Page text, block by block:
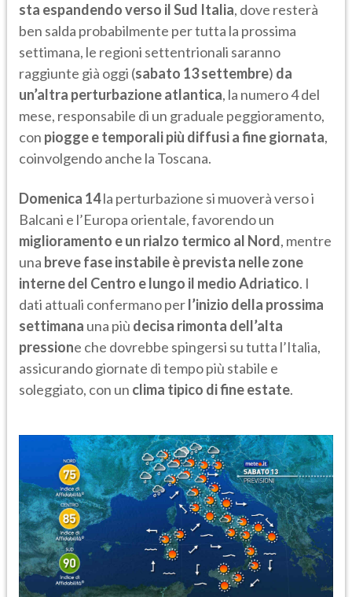
sta espandendo verso il Sud Italia, dove resterà
ben salda probabilmente per tutta la prossima
settimana, le regioni settentrionali saranno
raggiunte già oggi (sabato 13 settembre) da
un’altra perturbazioneatlantica, la numero 4 del
mese, responsabile di un graduale peggioramento,
con piogge e temporali più diffusi a fine giornata,
coinvolgendo anche la Toscana.
Domenica 14la perturbazione si muoverà verso i
Balcani e l’Europa orientale, favorendo un
miglioramento e un rialzo termico al Nord, mentre
una breve fase instabile è prevista nelle zone
interne del Centro e lungo il medio Adriatico. I
dati attuali confermano perl’inizio della prossima
settimana una più decisa rimonta dell’alta
pressione che dovrebbe spingersi su tutta l’Italia,
assicurando giornate di tempo più stabile e
soleggiato, con un clima tipico di fine estate.